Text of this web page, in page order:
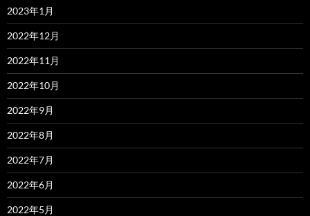
2023年1月
2022年12月
2022年11月
2022年10月
2022年9月
2022年8月
2022年7月
2022年6月
2022年5月